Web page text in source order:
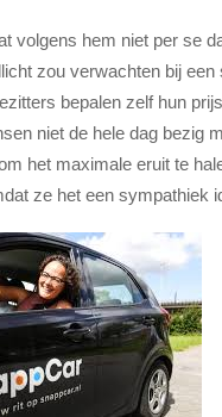
volgens hem niet per se
zou verwachten bij een
bepalen zelf hun
niet de hele dag bezig
het maximale eruit te
ze het een sympathiek